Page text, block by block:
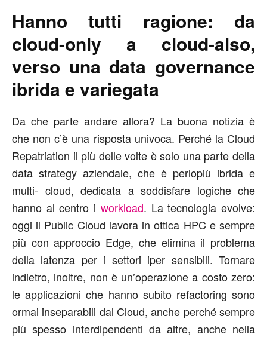
Hanno tutti ragione: da
cloud-only a cloud-also,
verso una data governance
ibrida e variegata
Da che parte andare allora? La buona notizia è
che non c’è una risposta univoca. Perché la Cloud
Repatriation il più delle volte è solo una parte della
data strategy aziendale, che è perlopiù ibrida e
multi- cloud, dedicata a soddisfare logiche che
hanno al centro i workload. La tecnologia evolve:
oggi il Public Cloud lavora in ottica HPC e sempre
più con approccio Edge, che elimina il problema
della latenza per i settori iper sensibili. Tornare
indietro, inoltre, non è un’operazione a costo zero:
le applicazioni che hanno subito refactoring sono
ormai inseparabili dal Cloud, anche perché sempre
più spesso interdipendenti da altre, anche nella